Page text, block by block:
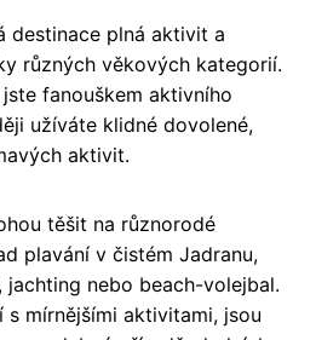
destinace plná aktivit a
různých věkových kategorií.
fanouškem aktivního
užíváte klidné dovolené,
aktivit.
těšit na různorodé
plavání v čistém Jadranu,
nebo beach-volejbal.
mírnějšími aktivitami, jsou